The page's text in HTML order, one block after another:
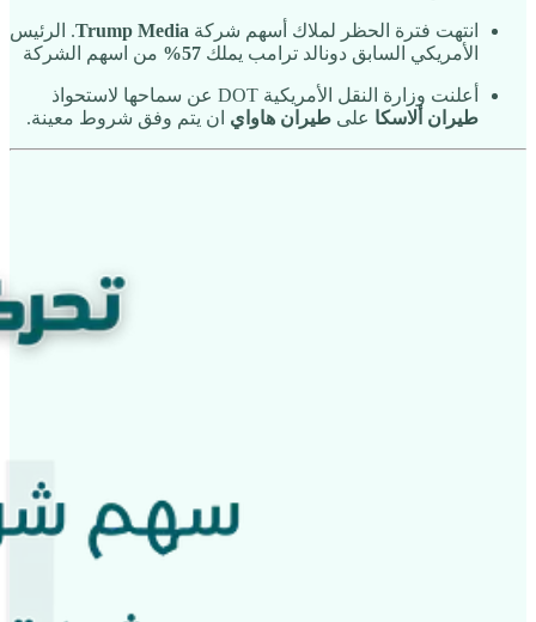
انتهت فترة الحظر لملاك أسهم شركة Trump Media. الرئيس
الأمريكي السابق دونالد ترامب يملك 57% من اسهم الشركة
أعلنت وزارة النقل الأمريكية DOT عن سماحها لاستحواذ
طيران ألاسكا على طيران هاواي ان يتم وفق شروط معينة.